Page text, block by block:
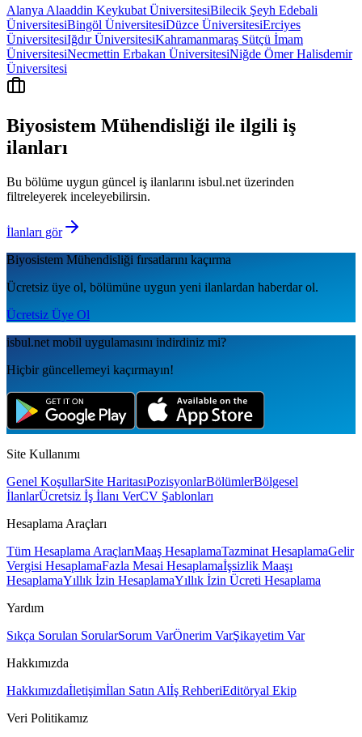
Alanya Alaaddin Keykubat ÜniversitesiBilecik Şeyh Edebali
ÜniversitesiBingöl ÜniversitesiDüzce ÜniversitesiErciyes
ÜniversitesiIğdır ÜniversitesiKahramanmaraş Sütçü İmam
ÜniversitesiNecmettin Erbakan ÜniversitesiNiğde Ömer Halisdemir
Üniversitesi
Biyosistem Mühendisliği ile ilgili iş
ilanları
Bu bölüme uygun güncel iş ilanlarını isbul.net üzerinden
filtreleyerek inceleyebilirsin.
İlanları gör
Biyosistem Mühendisliği fırsatlarını kaçırma
Ücretsiz üye ol, bölümüne uygun yeni ilanlardan haberdar ol.
Ücretsiz Üye Ol
isbul.net mobil uygulamаsını indirdiniz mi?
Hiçbir güncellemeyi kaçırmayın!
Site Kullanımı
Genel KoşullarSite HaritasıPozisyonlarBölümlerBölgesel
İlanlarÜcretsiz İş İlanı VerCV Şablonları
Hesaplama Araçları
Tüm Hesaplama AraçlarıMaaş HesaplamaTazminat HesaplamaGelir
Vergisi HesaplamaFazla Mesai Hesaplamaİşsizlik Maaşı
HesaplamaYıllık İzin HesaplamaYıllık İzin Ücreti Hesaplama
Yardım
Sıkça Sorulan SorularSorum VarÖnerim VarŞikayetim Var
Hakkımızda
Hakkımızdaİletişimİlan Satın Alİş RehberiEditöryal Ekip
Veri Politikamız